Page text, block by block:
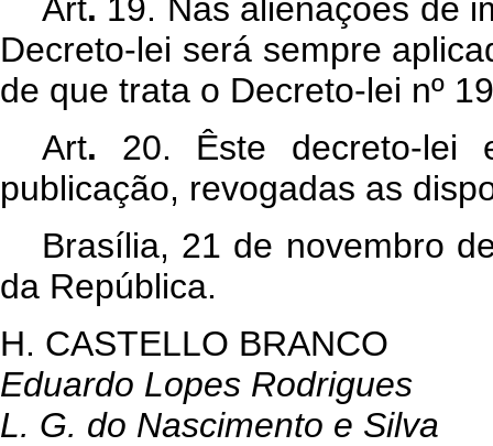
Art. 19. Nas alienações de
Decreto-lei será sempre
de que trata o Decreto-lei nº
Art. 20. Êste decreto-
publicação, revogadas as
Brasília, 21 de novembro
da República.
H. CASTELLO BRANCO
Eduardo Lopes Rodrigues
L. G. do Nascimento e Silva